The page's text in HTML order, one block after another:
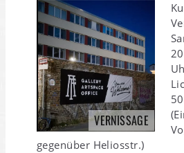
VERNISSAGE
gegenüber Heliosstr.)